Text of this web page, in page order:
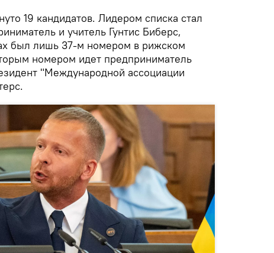
19 кандидатов. Лидером списка стал
и учитель Гунтис Биберс,
был лишь 37-м номером в рижском
номером идет предприниматель
"Международной ассоциации